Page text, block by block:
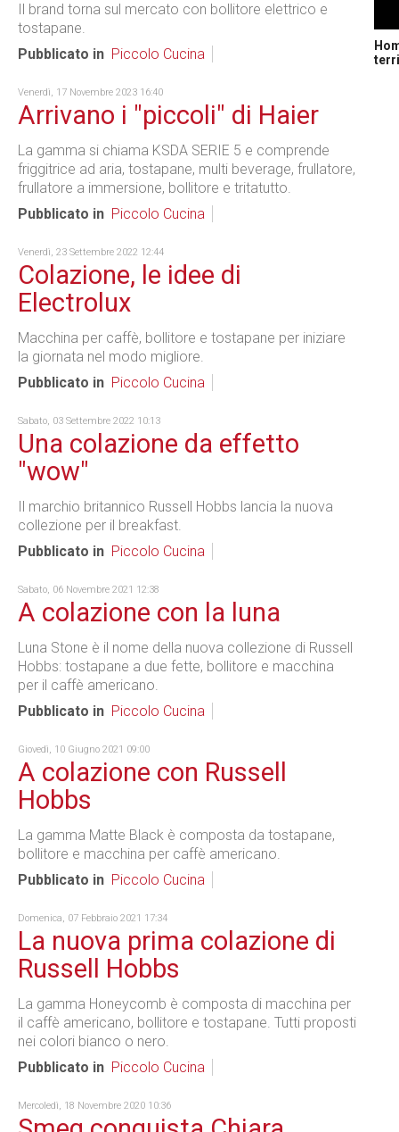
Il brand torna sul mercato con bollitore elettrico e
tostapane.
Pubblicato in Piccolo Cucina
Venerdì, 17 Novembre 2023 16:40
Arrivano i "piccoli" di Haier
La gamma si chiama KSDA SERIE 5 e comprende
friggitrice ad aria, tostapane, multi beverage, frullatore,
frullatore a immersione, bollitore e tritatutto.
Pubblicato in Piccolo Cucina
Venerdì, 23 Settembre 2022 12:44
Colazione, le idee di
Electrolux
Macchina per caffè, bollitore e tostapane per iniziare
la giornata nel modo migliore.
Pubblicato in Piccolo Cucina
Sabato, 03 Settembre 2022 10:13
Una colazione da effetto
"wow"
Il marchio britannico Russell Hobbs lancia la nuova
collezione per il breakfast.
Pubblicato in Piccolo Cucina
Sabato, 06 Novembre 2021 12:38
A colazione con la luna
Luna Stone è il nome della nuova collezione di Russell
Hobbs: tostapane a due fette, bollitore e macchina
per il caffè americano.
Pubblicato in Piccolo Cucina
Giovedì, 10 Giugno 2021 09:00
A colazione con Russell
Hobbs
La gamma Matte Black è composta da tostapane,
bollitore e macchina per caffè americano.
Pubblicato in Piccolo Cucina
Domenica, 07 Febbraio 2021 17:34
La nuova prima colazione di
Russell Hobbs
La gamma Honeycomb è composta di macchina per
il caffè americano, bollitore e tostapane. Tutti proposti
nei colori bianco o nero.
Pubblicato in Piccolo Cucina
Mercoledì, 18 Novembre 2020 10:36